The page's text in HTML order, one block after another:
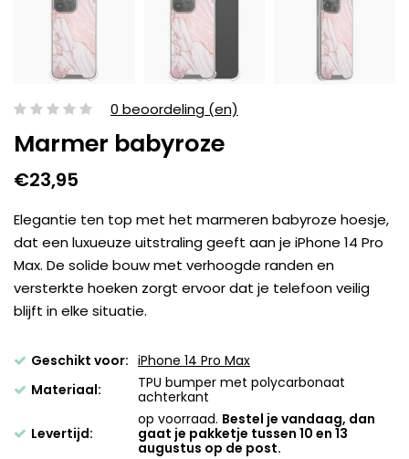
0 beoordeling (en)
Marmer babyroze
€23,95
Elegantie ten top met het marmeren babyroze hoesje,
dat een luxueuze uitstraling geeft aan je iPhone 14 Pro
Max. De solide bouw met verhoogde randen en
versterkte hoeken zorgt ervoor dat je telefoon veilig
blijft in elke situatie.
Geschikt voor: iPhone 14 Pro Max
Materiaal:
TPU bumper met polycarbonaat
achterkant
Levertijd:
op voorraad. Bestel je vandaag, dan
gaat je pakketje tussen 10 en 13
augustus op de post.